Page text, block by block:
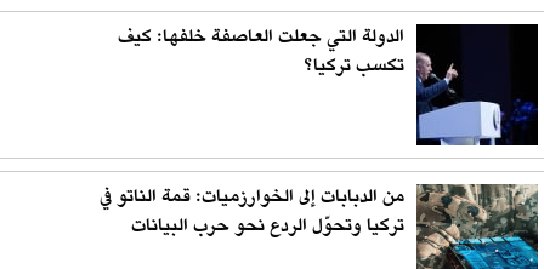
الدولة التي جعلت العاصفة خلفها: كيف
تكسب تركيا؟
من الدبابات إلى الخوارزميات: قمة الناتو في
تركيا وتحوّل الردع نحو حرب البيانات